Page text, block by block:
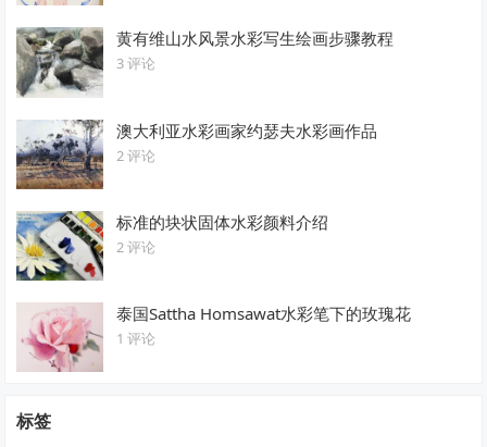
黄有维山水风景水彩写生绘画步骤教程
3 评论
澳大利亚水彩画家约瑟夫水彩画作品
2 评论
标准的块状固体水彩颜料介绍
2 评论
泰国Sattha Homsawat水彩笔下的玫瑰花
1 评论
标签